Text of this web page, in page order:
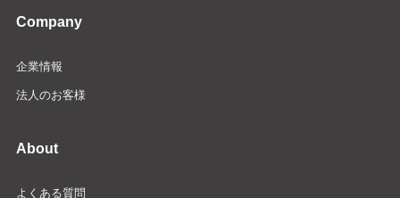
Company
企業情報
法人のお客様
About
よくある質問